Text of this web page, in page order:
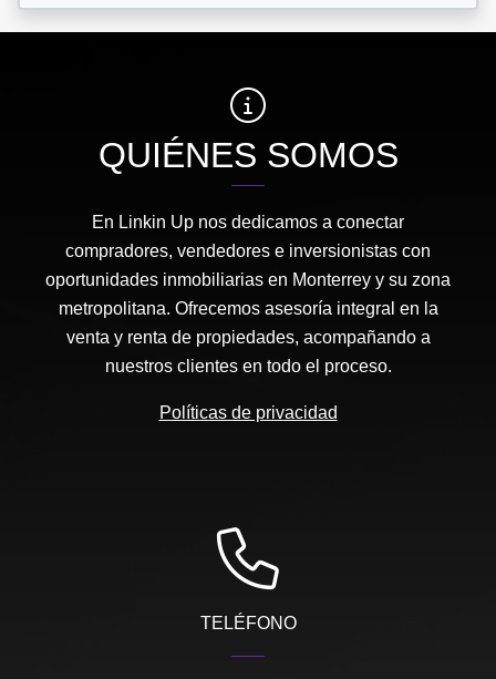
QUIÉNES SOMOS
En Linkin Up nos dedicamos a conectar
compradores, vendedores e inversionistas con
oportunidades inmobiliarias en Monterrey y su zona
metropolitana. Ofrecemos asesoría integral en la
venta y renta de propiedades, acompañando a
nuestros clientes en todo el proceso.
Políticas de privacidad
TELÉFONO